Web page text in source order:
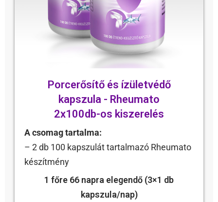
Porcerősítő és ízületvédő
kapszula - Rheumato
2x100db-os kiszerelés
A csomag tartalma:
– 2 db 100 kapszulát tartalmazó Rheumato
készítmény
1 főre 66 napra elegendő (3×1 db
kapszula/nap)